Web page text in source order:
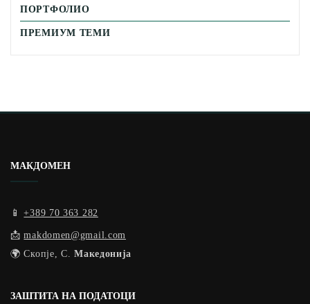
ПОРТФОЛИО
ПРЕМИУМ ТЕМИ
МАКДОМЕН
📱+389 70 363 282
📩makdomen@gmail.com
🌍 Скопје, С.Македонија
ЗАШТИТА НА ПОДАТОЦИ